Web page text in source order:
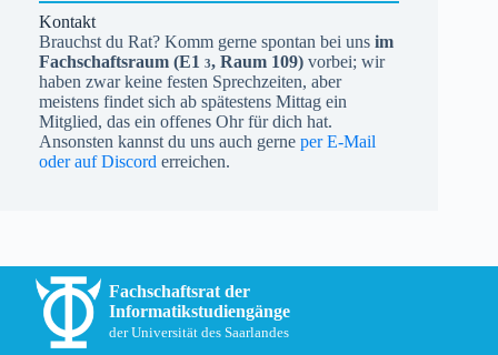
Kontakt
Brauchst du Rat? Komm gerne spontan bei uns im
Fachschaftsraum (E1 3, Raum 109) vorbei; wir
haben zwar keine festen Sprechzeiten, aber
meistens findet sich ab spätestens Mittag ein
Mitglied, das ein offenes Ohr für dich hat.
Ansonsten kannst du uns auch gerne per E-Mail
oder auf Discord erreichen.
Fachschaftsrat der
Informatikstudiengänge
der Universität des Saarlandes